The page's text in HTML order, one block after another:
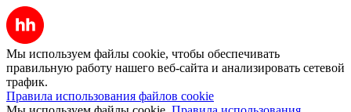
Мы используем файлы cookie, чтобы обеспечивать
правильную работу нашего веб-сайта и анализировать сетевой
трафик.
Правила использования файлов cookie